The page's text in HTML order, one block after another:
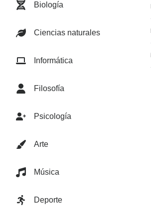
Biología
Ciencias naturales
Informática
Filosofía
Psicología
Arte
Música
Deporte